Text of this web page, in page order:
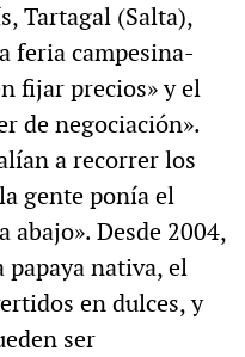
Tartagal (Salta),
feria campesina-
fijar precios» y el
de negociación».
a recorrer los
gente ponía el
abajo». Desde 2004,
papaya nativa, el
en dulces, y
ser